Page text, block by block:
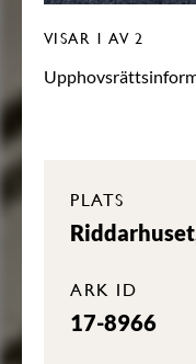
VISAR 1 AV 2
PLATS
ARK ID
17-8966